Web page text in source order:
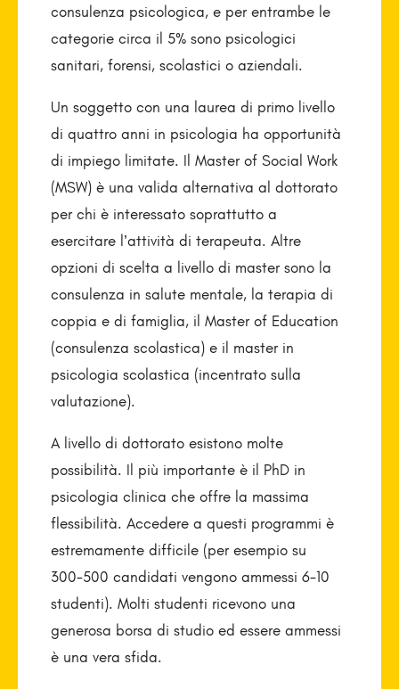
consulenza psicologica, e per entrambe le
categorie circa il 5% sono psicologici
sanitari, forensi, scolastici o aziendali.
Un soggetto con una laurea di primo livello
di quattro anni in psicologia ha opportunità
di impiego limitate. Il Master of Social Work
(MSW) è una valida alternativa al dottorato
per chi è interessato soprattutto a
esercitare l’attività di terapeuta. Altre
opzioni di scelta a livello di master sono la
consulenza in salute mentale, la terapia di
coppia e di famiglia, il Master of Education
(consulenza scolastica) e il master in
psicologia scolastica (incentrato sulla
valutazione).
A livello di dottorato esistono molte
possibilità. Il più importante è il PhD in
psicologia clinica che offre la massima
flessibilità. Accedere a questi programmi è
estremamente difficile (per esempio su
300-500 candidati vengono ammessi 6-10
studenti). Molti studenti ricevono una
generosa borsa di studio ed essere ammessi
è una vera sfida.